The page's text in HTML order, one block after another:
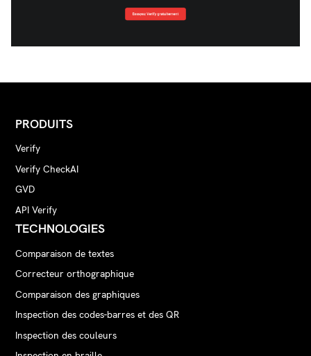
PRODUITS
Verify
Verify CheckAI
GVD
API Verify
TECHNOLOGIES
Comparaison de textes
Correcteur orthographique
Comparaison des graphiques
Inspection des codes-barres et des QR
Inspection des couleurs